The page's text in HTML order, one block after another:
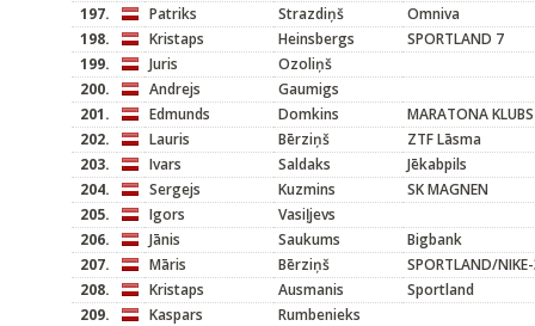
197.
Patriks Strazdiņš
Omniva
198.
Kristaps Heinsbergs
SPORTLAND 7
199.
Juris
Ozoliņš
200.
Andrejs
Gaumigs
201.
Edmunds Domkins
MARATONA KLUBS
202.
Lauris Bērziņš
ZTF Lāsma
203.
Ivars Saldaks
Jēkabpils
204.
Sergejs Kuzmins
SK MAGNEN
205.
Igors
Vasiļjevs
206.
Jānis Saukums
Bigbank
207.
Māris Bērziņš
SPORTLAND/
208.
Kristaps Ausmanis
Sportland
209.
Kaspars
Rumbenieks